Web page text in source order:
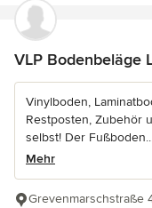
VLP Bodenbeläge
Vinylboden,
Restposten, Zubehör
selbst! Der
Mehr
Grevenmarschstraße